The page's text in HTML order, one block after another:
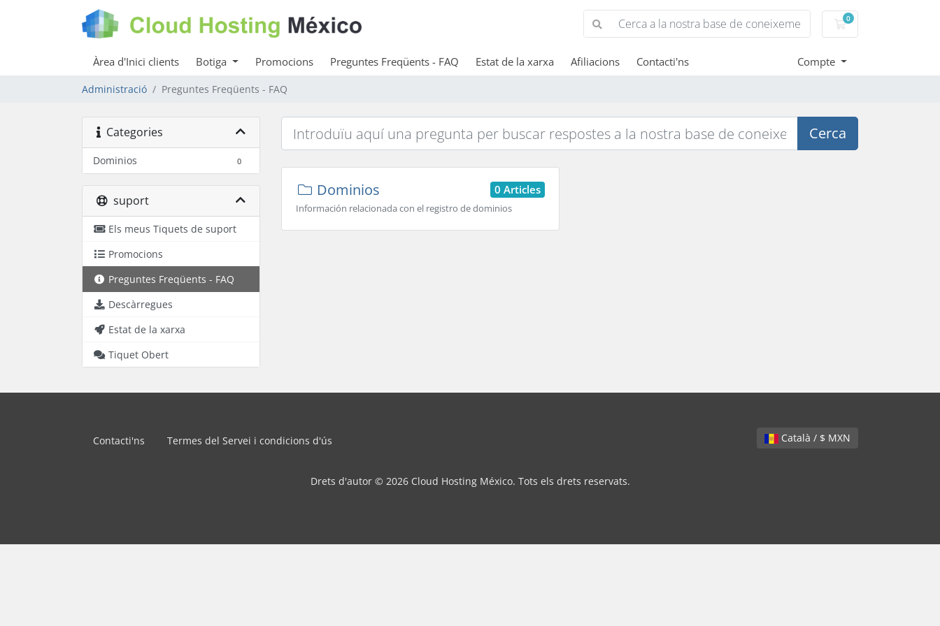
0
Carro de Comandes
Àrea d'Inici clients Botiga Promocions Preguntes Freqüents - FAQ Estat de la xarxa Afiliacions Contacti'ns Compte
Administració Preguntes Freqüents - FAQ
Categories
Dominios 0
suport
Els meus Tiquets de suport
Promocions
Preguntes Freqüents - FAQ
Descàrregues
Estat de la xarxa
Tiquet Obert
Cerca
0 Articles
Dominios
Información relacionada con el registro de dominios
Català / $ MXN
Contacti'ns Termes del Servei i condicions d'ús
Drets d'autor © 2026 Cloud Hosting México. Tots els drets reservats.